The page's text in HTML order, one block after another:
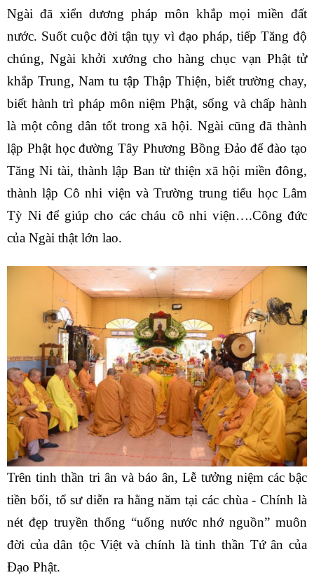
Ngài đã xiển dương pháp môn khắp mọi miền đất
nước. Suốt cuộc đời tận tụy vì đạo pháp, tiếp Tăng độ
chúng, Ngài khởi xướng cho hàng chục vạn Phật tử
khắp Trung, Nam tu tập Thập Thiện, biết trường chay,
biết hành trì pháp môn niệm Phật, sống và chấp hành
là một công dân tốt trong xã hội. Ngài cũng đã thành
lập Phật học đường Tây Phương Bồng Đảo để đào tạo
Tăng Ni tài, thành lập Ban từ thiện xã hội miền đông,
thành lập Cô nhi viện và Trường trung tiểu học Lâm
Tỳ Ni để giúp cho các cháu cô nhi viện….Công đức
của Ngài thật lớn lao.
Trên tinh thần tri ân và báo ân, Lễ tưởng niệm các bậc
tiền bối, tổ sư diễn ra hằng năm tại các chùa - Chính là
nét đẹp truyền thống “uống nước nhớ nguồn” muôn
đời của dân tộc Việt và chính là tinh thần Tứ ân của
Đạo Phật.